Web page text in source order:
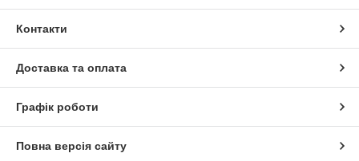
Контакти
Доставка та оплата
Графік роботи
Повна версія сайту